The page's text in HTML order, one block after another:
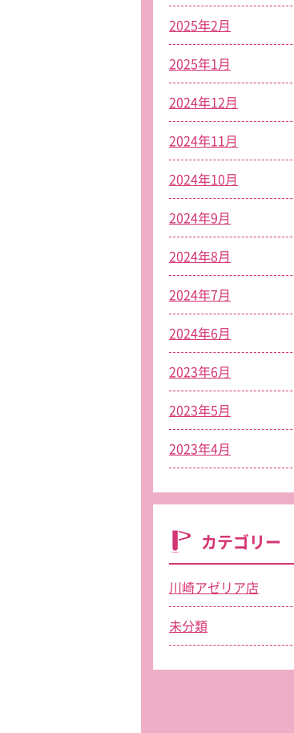
2025年2月
2025年1月
2024年12月
2024年11月
2024年10月
2024年9月
2024年8月
2024年7月
2024年6月
2023年6月
2023年5月
2023年4月
カテゴリー
川崎アゼリア店
未分類